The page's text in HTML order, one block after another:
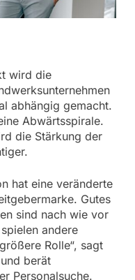
wird die
abhängig gemacht.
Abwärtsspirale.
die Stärkung der
hat eine veränderte
Gutes
sind nach wie vor
andere
Rolle“, sagt
berät
Personalsuche.